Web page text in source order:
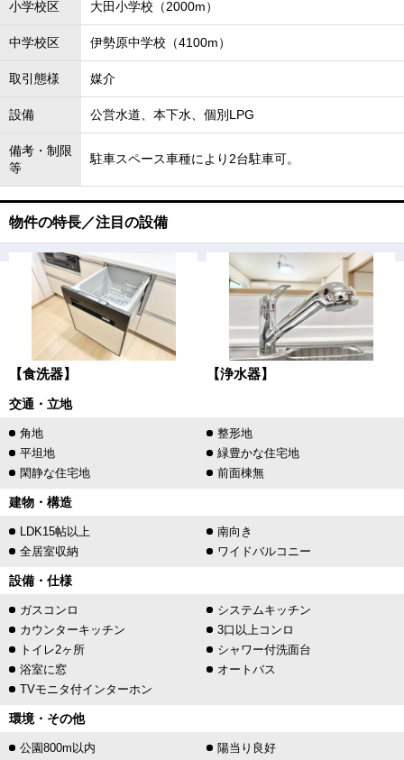
小学校区 大田小学校（2000m）
中学校区 伊勢原中学校（4100m）
取引態様 媒介
設備 公営水道、本下水、個別LPG
備考・制限
等
駐車スペース車種により2台駐車可。
物件の特長／注目の設備
【食洗器】 【浄水器】
交通・立地
角地
整形地
平坦地
緑豊かな住宅地
閑静な住宅地
前面棟無
建物・構造
LDK15帖以上
南向き
全居室収納
ワイドバルコニー
設備・仕様
ガスコンロ
システムキッチン
カウンターキッチン
3口以上コンロ
トイレ2ヶ所
シャワー付洗面台
浴室に窓
オートバス
TVモニタ付インターホン
環境・その他
公園800m以内
陽当り良好